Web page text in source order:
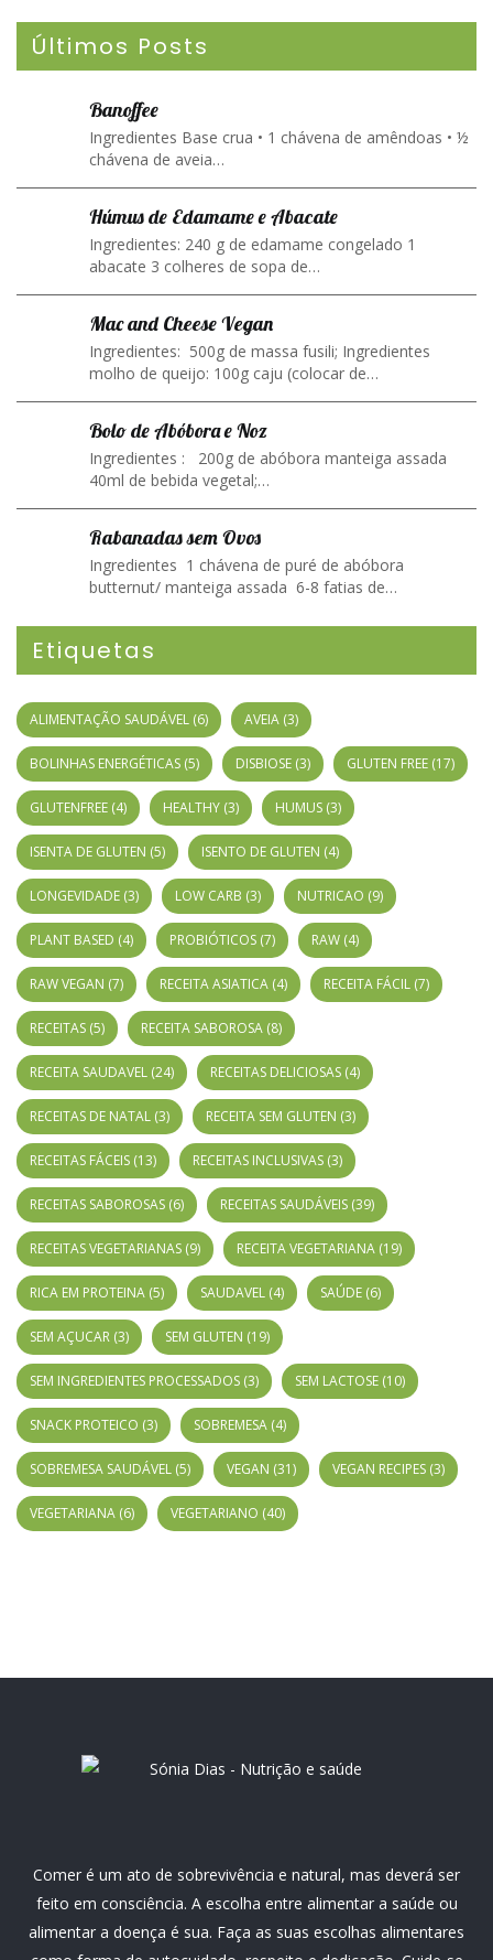
Últimos Posts
Banoffee
Ingredientes Base crua • 1 chávena de amêndoas • ½
chávena de aveia…
Húmus de Edamame e Abacate
Ingredientes: 240 g de edamame congelado 1
abacate 3 colheres de sopa de…
Mac and Cheese Vegan
Ingredientes: 500g de massa fusili; Ingredientes
molho de queijo: 100g caju (colocar de…
Bolo de Abóbora e Noz
Ingredientes : 200g de abóbora manteiga assada
40ml de bebida vegetal;…
Rabanadas sem Ovos
Ingredientes 1 chávena de puré de abóbora
butternut/ manteiga assada 6-8 fatias de…
Etiquetas
ALIMENTAÇÃO SAUDÁVEL (6) AVEIA (3)
BOLINHAS ENERGÉTICAS (5) DISBIOSE (3) GLUTEN FREE (17)
GLUTENFREE (4) HEALTHY (3) HUMUS (3)
ISENTA DE GLUTEN (5) ISENTO DE GLUTEN (4)
LONGEVIDADE (3) LOW CARB (3) NUTRICAO (9)
PLANT BASED (4) PROBIÓTICOS (7) RAW (4)
RAW VEGAN (7) RECEITA ASIATICA (4) RECEITA FÁCIL (7)
RECEITAS (5) RECEITA SABOROSA (8)
RECEITA SAUDAVEL (24) RECEITAS DELICIOSAS (4)
RECEITAS DE NATAL (3) RECEITA SEM GLUTEN (3)
RECEITAS FÁCEIS (13) RECEITAS INCLUSIVAS (3)
RECEITAS SABOROSAS (6) RECEITAS SAUDÁVEIS (39)
RECEITAS VEGETARIANAS (9) RECEITA VEGETARIANA (19)
RICA EM PROTEINA (5) SAUDAVEL (4) SAÚDE (6)
SEM AÇUCAR (3) SEM GLUTEN (19)
SEM INGREDIENTES PROCESSADOS (3) SEM LACTOSE (10)
SNACK PROTEICO (3) SOBREMESA (4)
SOBREMESA SAUDÁVEL (5) VEGAN (31) VEGAN RECIPES (3)
VEGETARIANA (6) VEGETARIANO (40)
Comer é um ato de sobrevivência e natural, mas deverá ser
feito em consciência. A escolha entre alimentar a saúde ou
alimentar a doença é sua. Faça as suas escolhas alimentares